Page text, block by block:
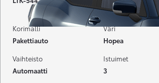
Korimalli
Pakettiauto
Väri
Hopea
Vaihteisto
Automaatti
Istuimet
3